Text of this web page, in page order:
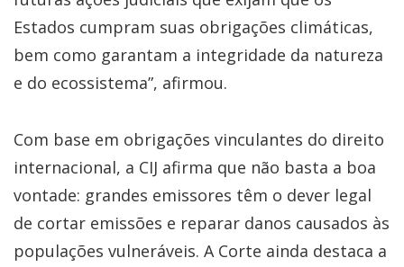
Estados cumpram suas obrigações climáticas,
bem como garantam a integridade da natureza
e do ecossistema”, afirmou.
Com base em obrigações vinculantes do direito
internacional, a CIJ afirma que não basta a boa
vontade: grandes emissores têm o dever legal
de cortar emissões e reparar danos causados às
populações vulneráveis. A Corte ainda destaca a